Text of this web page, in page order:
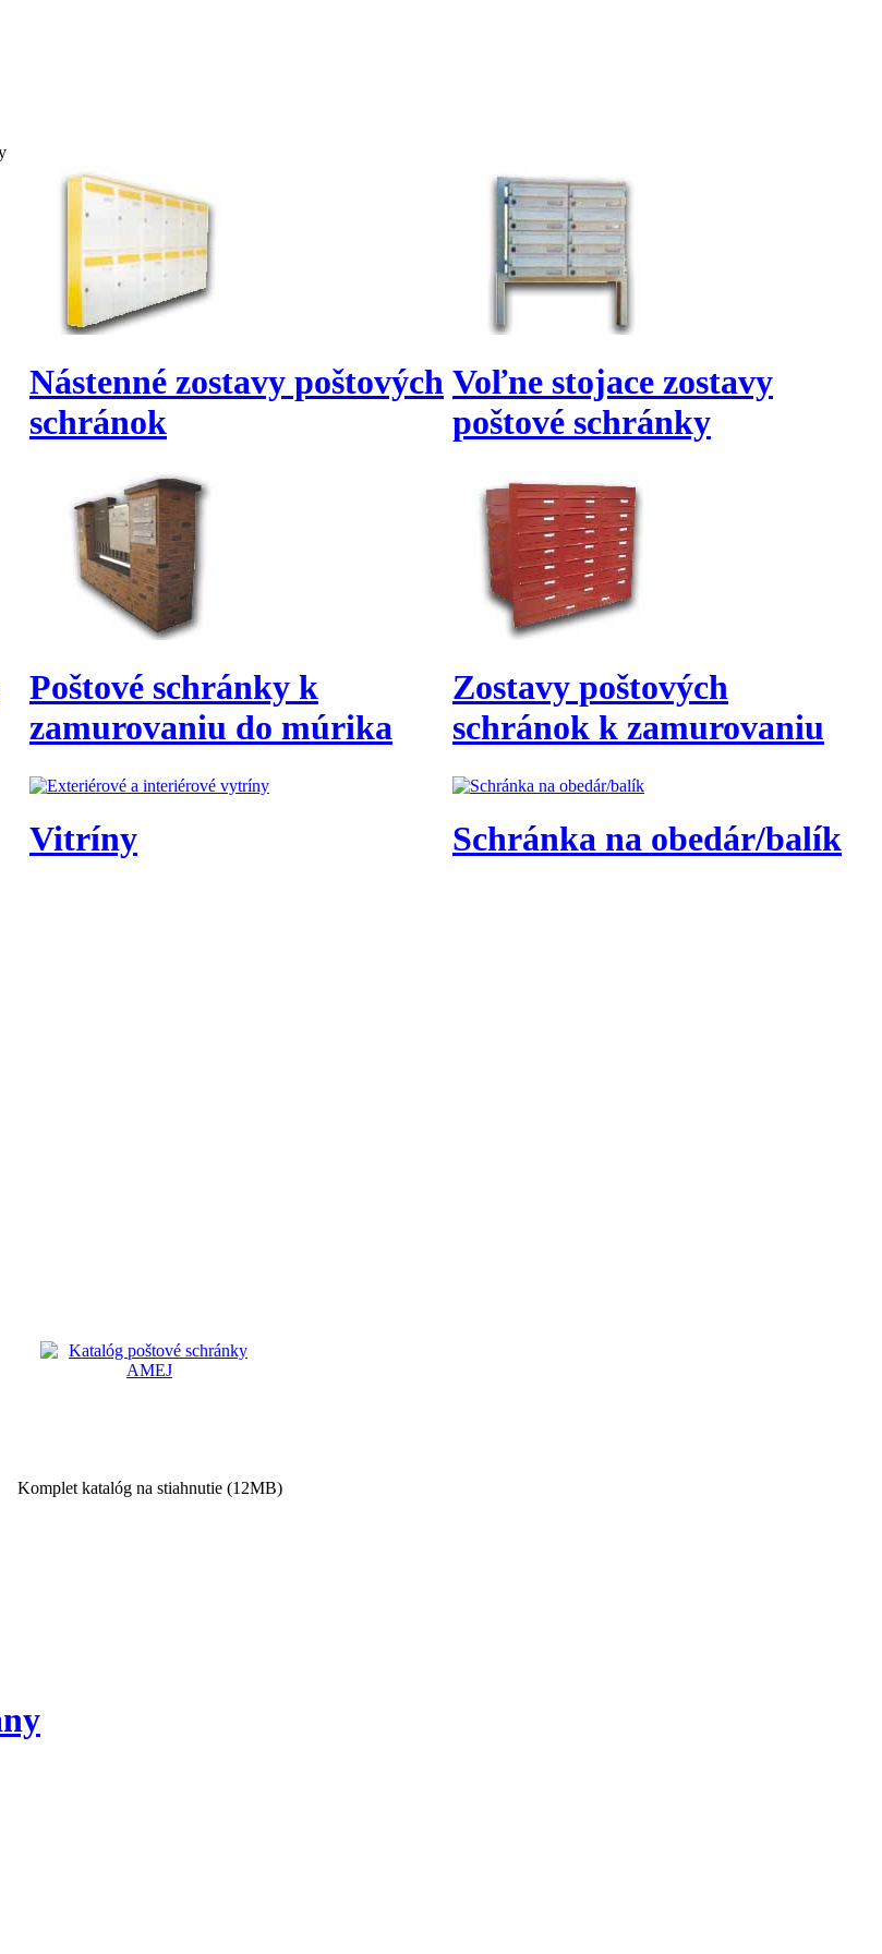
Nástenné zostavy poštových
schránok
Voľne stojace zostavy
poštové schránky
Poštové schránky k
zamurovaniu do múrika
Zostavy poštových
schránok k zamurovaniu
Vitríny Schránka na obedár/balík
Komplet katalóg na stiahnutie (12MB)